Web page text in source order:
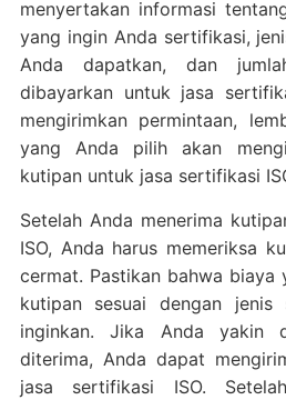
menyertakan informasi
yang ingin Anda sertifikasi,
Anda dapatkan, dan
dibayarkan untuk jasa
mengirimkan permintaan,
yang Anda pilih akan
kutipan untuk jasa sertifikasi
Setelah Anda menerima
ISO, Anda harus memeriksa
cermat. Pastikan bahwa biaya
kutipan sesuai dengan
inginkan. Jika Anda yakin
diterima, Anda dapat
jasa sertifikasi ISO.